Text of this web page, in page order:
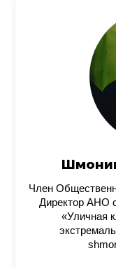
Член
Директор АНО
«Уличная